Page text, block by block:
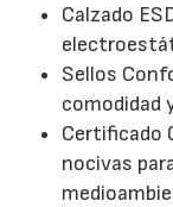
Calzado
Sellos
comodidad
Certificado
nocivas